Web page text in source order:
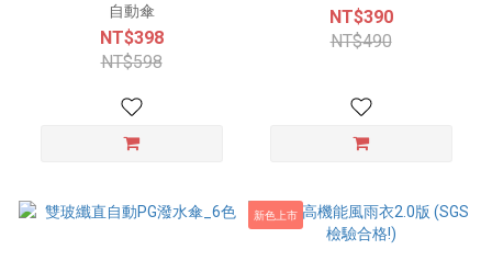
自動傘
NT$398
NT$598
NT$390
NT$490
新色上市